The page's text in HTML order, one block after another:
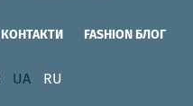
КОНТАКТИ FASHION БЛОГ
UA RU